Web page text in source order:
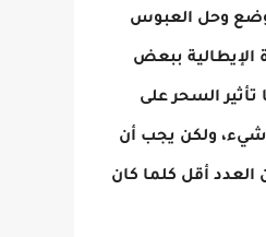
وحل العبوس
الإيطالية ببعض
السحر على
شيء، ولكن يجب أن
العدد أقل كلما كان